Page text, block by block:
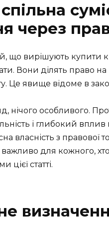
через
що вирішують купити
Вони ділять право
Це явище відоме в
нічого особливого.
і глибокий
власність з правової
важливо для кожного,
статті.